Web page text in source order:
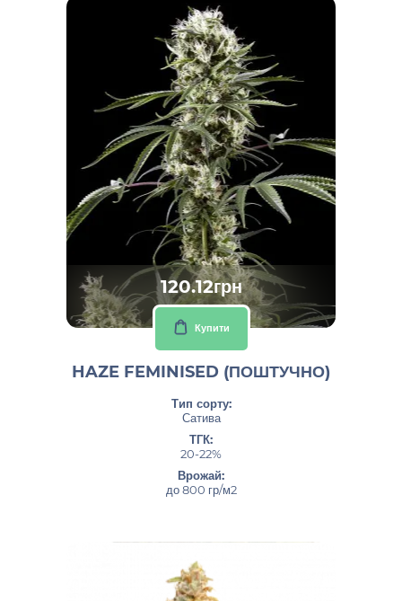
120.12грн
Купити
HAZE FEMINISED (ПОШТУЧНО)
Тип сорту:
Сатива
ТГК:
20-22%
Врожай:
до 800 гр/м2